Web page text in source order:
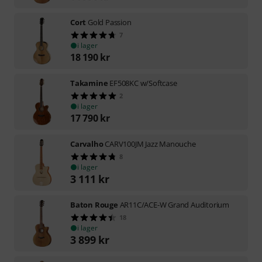
Cort Gold Passion
7
i lager
18 190 kr
Takamine EF508KC w/Softcase
2
i lager
17 790 kr
CarvalhoCARV100JM Jazz Manouche
8
i lager
3 111 kr
Baton Rouge AR11C/ACE-W Grand Auditorium
18
i lager
3 899 kr